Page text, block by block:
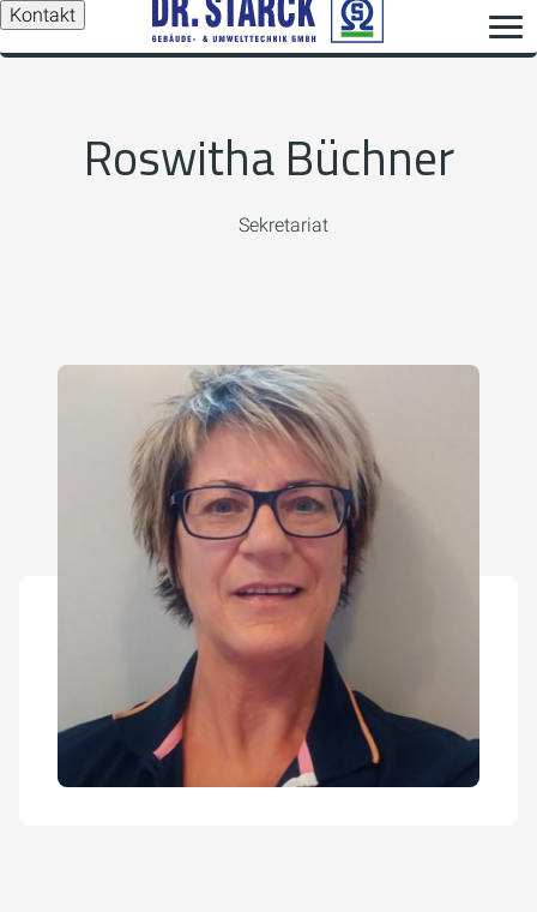
Kontakt
Roswitha Büchner
Sekretariat